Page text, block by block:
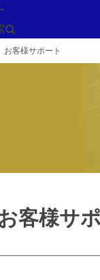
お客様サポート
客様サ